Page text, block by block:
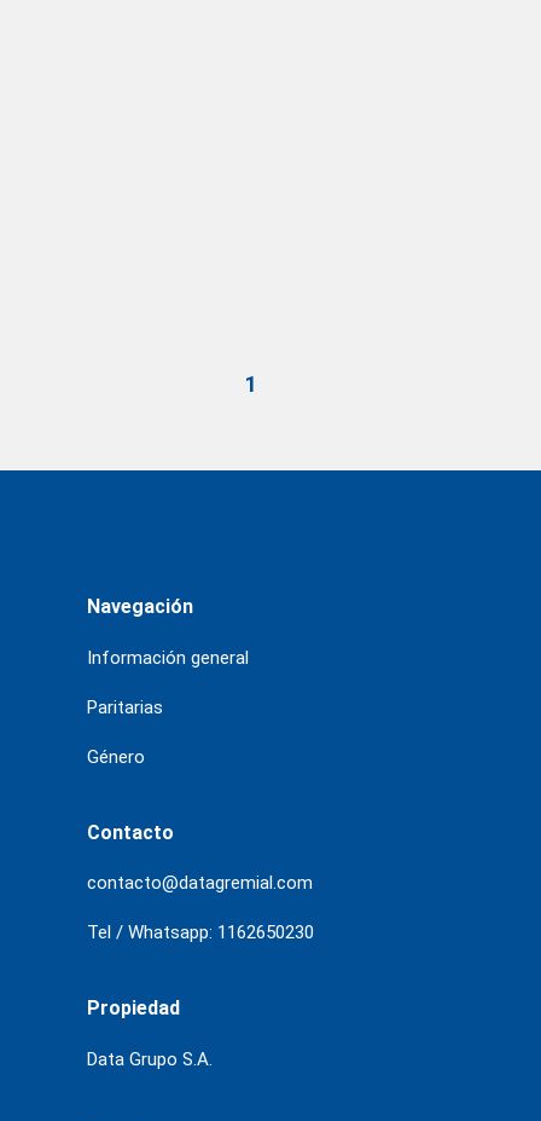
1
Navegación
Información general
Paritarias
Género
Contacto
contacto@datagremial.com
Tel / Whatsapp: 1162650230
Propiedad
Data Grupo S.A.